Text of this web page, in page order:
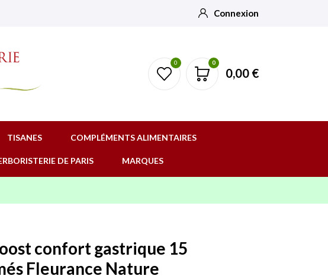
Connexion
0 0
0,00 €
TISANES COMPLÉMENTS ALIMENTAIRES
DE PARIS MARQUES
confort gastrique 15
Fleurance Nature